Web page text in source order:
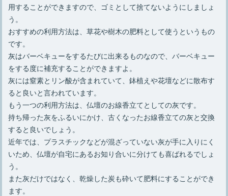
用することができますので、ゴミとして捨てないようにしましょ
う。
おすすめの利用方法は、草花や樹木の肥料として使うというもの
です。
灰はバーベキューをするたびに出来るものなので、バーベキュー
をする度に補充することができますよ。
灰には窒素とリン酸が含まれていて、鉢植えや花壇などに散布す
ると良いと言われています。
もう一つの利用方法は、仏壇のお線香立てとしての灰です。
持ち帰った灰をふるいにかけ、古くなったお線香立ての灰と交換
すると良いでしょう。
近年では、プラスチックなどが混ざっていない灰が手に入りにく
いため、仏壇が自宅にあるお知り合いに分けても喜ばれるでしょ
う。
また灰だけではなく、乾燥した炭も砕いて肥料にすることができ
ます。